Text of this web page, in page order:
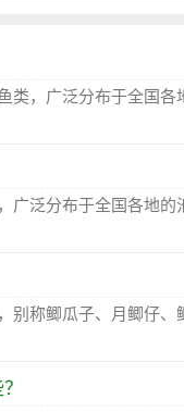
类，广泛分布于全国
广泛分布于全国各地
别称鲫瓜子、月鲫仔